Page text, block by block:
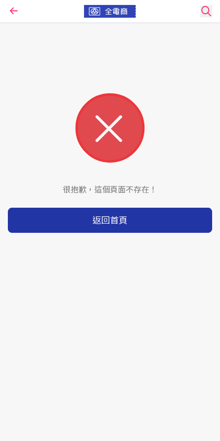
很抱歉，這個頁面不存在！
返回首頁